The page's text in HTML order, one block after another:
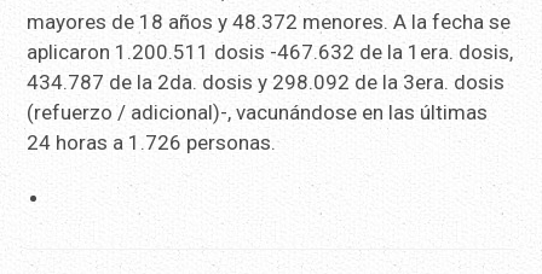
mayores de 18 años y 48.372 menores. A la fecha se
aplicaron 1.200.511 dosis -467.632 de la 1era. dosis,
434.787 de la 2da. dosis y 298.092 de la 3era. dosis
(refuerzo / adicional)-, vacunándose en las últimas
24 horas a 1.726 personas.